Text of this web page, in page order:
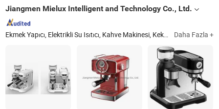
Jiangmen Mielux Intelligent and Technology Co., Ltd.
Daha Fazla +